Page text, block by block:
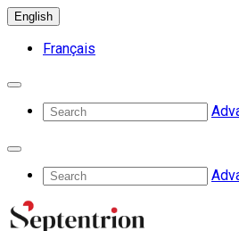
English
Français